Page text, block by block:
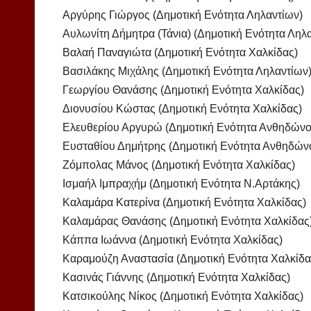
Αργύρης Γιώργος (Δημοτική Ενότητα Ληλαντίων)
Αυλωνίτη Δήμητρα (Τάνια) (Δημοτική Ενότητα
Βαλαή Παναγιώτα (Δημοτική Ενότητα Χαλκίδας)
Βασιλάκης Μιχάλης (Δημοτική Ενότητα Ληλαντίων)
Γεωργίου Θανάσης (Δημοτική Ενότητα Χαλκίδας)
Διονυσίου Κώστας (Δημοτική Ενότητα Χαλκίδας)
Ελευθερίου Αργυρώ (Δημοτική Ενότητα
Ευσταθίου Δημήτρης (Δημοτική Ενότητα
Ζόμπολας Μάνος (Δημοτική Ενότητα Χαλκίδας)
Ισμαήλ Ιμπραχήμ (Δημοτική Ενότητα Ν.Αρτάκης)
Καλαμάρα Κατερίνα (Δημοτική Ενότητα Χαλκίδας)
Καλαμάρας Θανάσης (Δημοτική Ενότητα
Κάππα Ιωάννα (Δημοτική Ενότητα Χαλκίδας)
Καραμούζη Αναστασία (Δημοτική Ενότητα
Κασινάς Γιάννης (Δημοτική Ενότητα Χαλκίδας)
Κατσικούλης Νίκος (Δημοτική Ενότητα Χαλκίδας)